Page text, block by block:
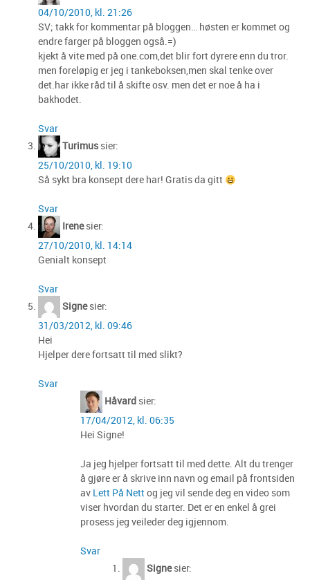
04/10/2010, kl. 21:26
SV; takk for kommentar på bloggen… høsten er kommet og
endre farger på bloggen også.=)
kjekt å vite med på one.com,det blir fort dyrere enn du tror.
men foreløpig er jeg i tankeboksen,men skal tenke over
det.har ikke råd til å skifte osv. men det er noe å ha i
bakhodet.
Svar
Turimus sier:
25/10/2010, kl. 19:10
Så sykt bra konsept dere har! Gratis da gitt
Svar
Irene sier:
27/10/2010, kl. 14:14
Genialt konsept
Svar
Signe sier:
31/03/2012, kl. 09:46
Hei
Hjelper dere fortsatt til med slikt?
Svar
Håvard sier:
17/04/2012, kl. 06:35
Hei Signe!
Ja jeg hjelper fortsatt til med dette. Alt du trenger
å gjøre er å skrive inn navn og email på frontsiden
av Lett På Nettog jeg vil sende deg en video som
viser hvordan du starter. Det er en enkel å grei
prosess jeg veileder deg igjennom.
Svar
Signe sier: